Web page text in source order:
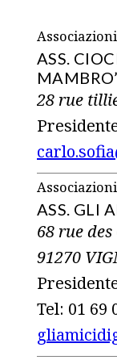
ASS.
28 rue
ASS. GLI
68 rue des
91270
Tel: 01 69